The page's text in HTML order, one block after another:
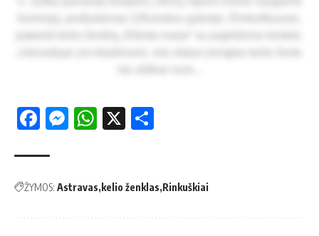
Facebook
Messenger
WhatsApp
X
ŽYMOS: Astravas kelio ženklas Rinkuškiai